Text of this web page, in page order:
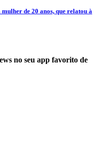
de 20 anos, que relatou à
no seu app favorito de